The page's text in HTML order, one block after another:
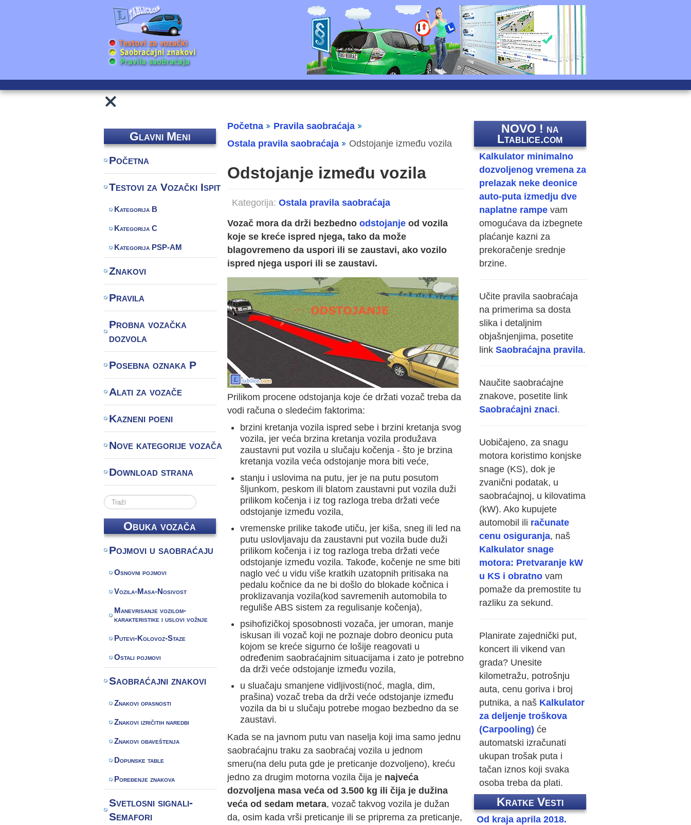
Glavni Meni
Početna
Testovi za Vozački Ispit
Kategorija B
Kategorija C
Kategorija PSP-AM
Znakovi
Pravila
Probna vozačka
dozvola
Posebna oznaka P
Alati za vozače
Kazneni poeni
Nove kategorije vozača
Download strana
Search
...
Obuka vozača
Pojmovi u saobraćaju
Osnovni pojmovi
Vozila-Masa-Nosivost
Manevrisanje vozilom-
karakteristike i uslovi vožnje
Putevi-Kolovoz-Staze
Ostali pojmovi
Saobraćajni znakovi
Znakovi opasnosti
Znakovi izričitih naredbi
Znakovi obaveštenja
Dopunske table
Poređenje znakova
Svetlosni signali-
Semafori
Početna
Pravila saobraćaja
Ostala pravila saobraćaja
Odstojanje između vozila
Odstojanje između vozila
Kategorija: Ostala pravila saobraćaja
Vozač mora da drži bezbedno odstojanje od vozila
koje se kreće ispred njega, tako da može
blagovremeno da uspori ili se zaustavi, ako vozilo
ispred njega uspori ili se zaustavi.
Prilikom procene odstojanja koje će držati vozač treba da
vodi računa o sledećim faktorima:
brzini kretanja vozila ispred sebe i brzini kretanja svog
vozila, jer veća brzina kretanja vozila produžava
zaustavni put vozila u slučaju kočenja - što je brzina
kretanja vozila veća odstojanje mora biti veće,
stanju i uslovima na putu, jer je na putu posutom
šljunkom, peskom ili blatom zaustavni put vozila duži
prilikom kočenja i iz tog razloga treba držati veće
odstojanje između vozila,
vremenske prilike takođe utiču, jer kiša, sneg ili led na
putu uslovljavaju da zaustavni put vozila bude duži
prilikom kočenja i iz tog razloga treba držati veće
odstojanje između vozila. Takođe, kočenje ne sme biti
naglo već u vidu više kratkih uzatopnih pritisaka na
pedalu kočnice da ne bi došlo do blokade kočnica i
proklizavanja vozila(kod savremenih automobila to
reguliše ABS sistem za regulisanje kočenja),
psihofizičkoj sposobnosti vozača, jer umoran, manje
iskusan ili vozač koji ne poznaje dobro deonicu puta
kojom se kreće sigurno će lošije reagovati u
određenim saobraćajnim situacijama i zato je potrebno
da drži veće odstojanje između vozila,
u sluačaju smanjene vidljivosti(noć, magla, dim,
prašina) vozač treba da drži veće odstojanje između
vozila da bi u slučaju potrebe mogao bezbedno da se
zaustavi.
Kada se na javnom putu van naselja koji ima samo jednu
saobraćajnu traku za saobraćaj vozila u jednom
smeru(na delu puta gde je preticanje dozvoljeno), kreću
jedno za drugim motorna vozila čija je najveća
dozvoljena masa veća od 3.500 kg ili čija je dužina
veća od sedam metara, vozač takvog vozila je dužan
da, osim kada vrši preticanje ili se priprema za preticanje,
NOVO ! na
Ltablice.com
Kalkulator minimalno
dozvoljenog vremena za
prelazak neke deonice
auto-puta izmedju dve
naplatne rampe vam
omogućava da izbegnete
plaćanje kazni za
prekoračenje srednje
brzine.
Učite pravila saobraćaja
na primerima sa dosta
slika i detaljnim
objašnjenjima, posetite
link Saobraćajna pravila.
Naučite saobraćajne
znakove, posetite link
Saobraćajni znaci.
Uobičajeno, za snagu
motora koristimo konjske
snage (KS), dok je
zvanični podatak, u
saobraćajnoj, u kilovatima
(kW). Ako kupujete
automobil ili računate
cenu osiguranja, naš
Kalkulator snage
motora: Pretvaranje kW
u KS i obratno vam
pomaže da premostite tu
razliku za sekund.
Planirate zajednički put,
koncert ili vikend van
grada? Unesite
kilometražu, potrošnju
auta, cenu goriva i broj
putnika, a naš Kalkulator
za deljenje troškova
(Carpooling) će
automatski izračunati
ukupan trošak puta i
tačan iznos koji svaka
osoba treba da plati.
Kratke Vesti
Od kraja aprila 2018.